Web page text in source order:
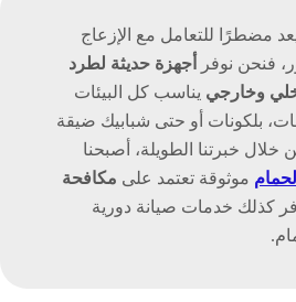
مضطرًا للتعامل مع الإزعاج
فنحن نوفر
أجهزة حديثة لطرد
وخارجي يناسب كل البيئات
بلكونات أو حتى شبابيك ضيقة
خبرتنا الطويلة، أصبحنا
موثوقة تعتمد على مكافحة
كذلك خدمات صيانة دورية